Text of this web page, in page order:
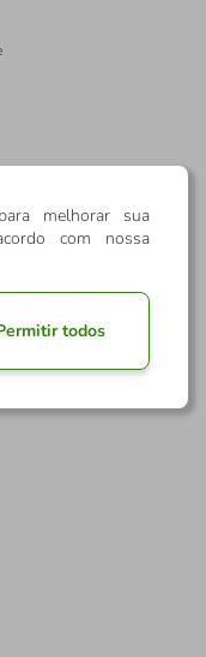
melhorar sua
com nossa
todos